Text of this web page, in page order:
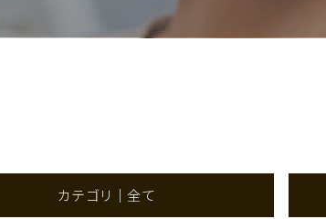
カテゴリ｜全て